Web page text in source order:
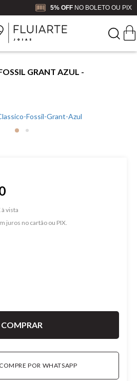
NO BOLETO OU PIX
GRANT AZUL -
POR WHATSAPP